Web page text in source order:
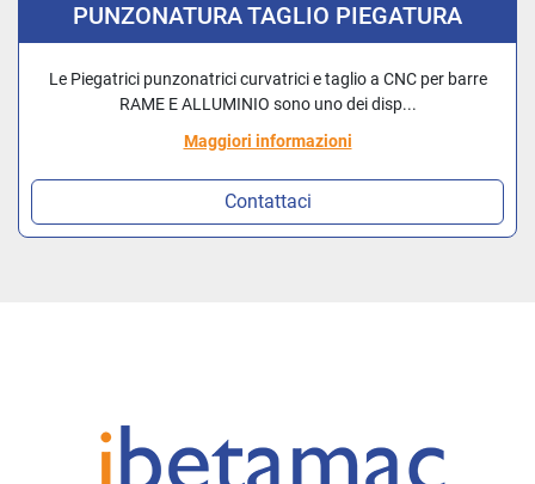
PUNZONATURA TAGLIO PIEGATURA
CURVATURA
Le Piegatrici punzonatrici curvatrici e taglio a CNC per barre
RAME E ALLUMINIO sono uno dei disp...
Maggiori informazioni
Contattaci